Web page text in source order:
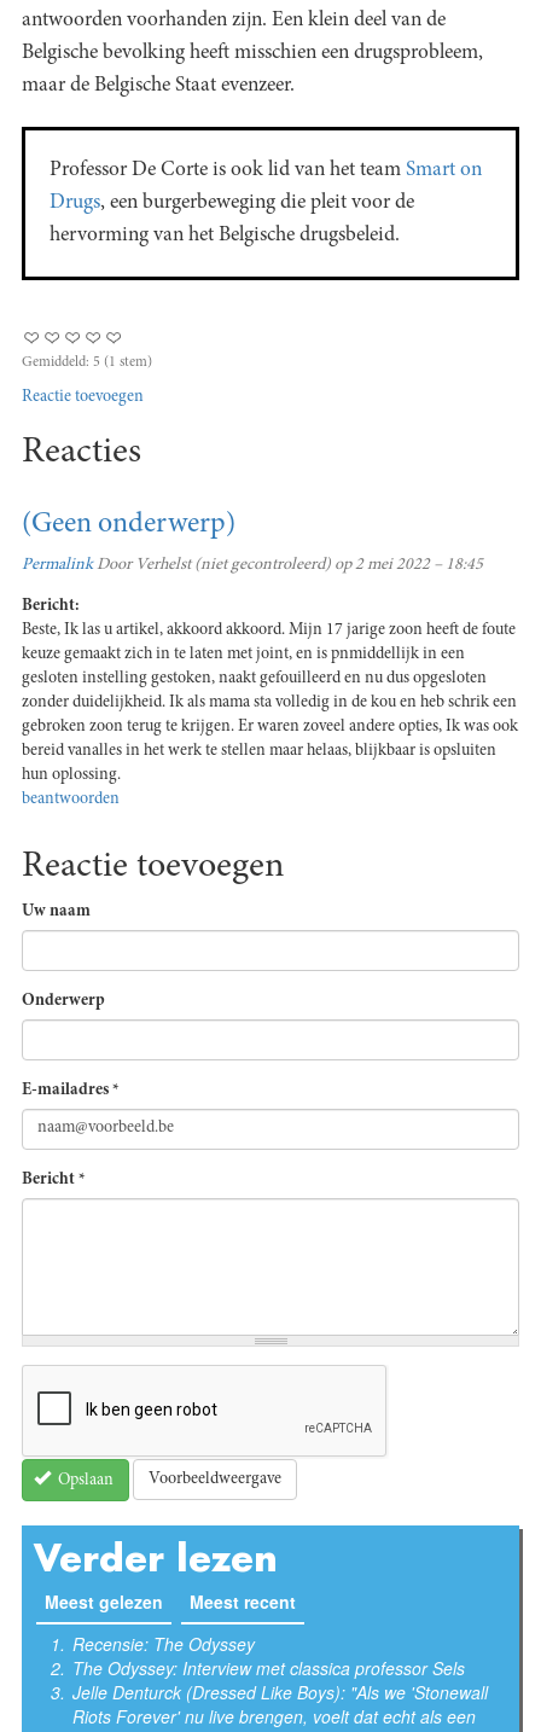
antwoorden voorhanden zijn. Een klein deel van de
Belgische bevolking heeft misschien een drugsprobleem,
maar de Belgische Staat evenzeer.
Professor De Corte is ook lid van het team Smart on
Drugs, een burgerbeweging die pleit voor de
hervorming van het Belgische drugsbeleid.
Gemiddeld: 5 (1 stem)
Reactie toevoegen
Reacties
(Geen onderwerp)
PermalinkDoor Verhelst (niet gecontroleerd) op 2 mei 2022 – 18:45
Bericht:
Beste, Ik las u artikel, akkoord akkoord. Mijn 17 jarige zoon heeft de foute
keuze gemaakt zich in te laten met joint, en is pnmiddellijk in een
gesloten instelling gestoken, naakt gefouilleerd en nu dus opgesloten
zonder duidelijkheid. Ik als mama sta volledig in de kou en heb schrik een
gebroken zoon terug te krijgen. Er waren zoveel andere opties, Ik was ook
bereid vanalles in het werk te stellen maar helaas, blijkbaar is opsluiten
hun oplossing.
beantwoorden
Reactie toevoegen
Uw naam
Onderwerp
E-mailadres *
Bericht *
Opslaan Voorbeeldweergave
Verder lezen
Meest gelezen (actieve tabblad)
Meest recent
Recensie: The Odyssey
The Odyssey: Interview met classica professor Sels
Jelle Denturck (Dressed Like Boys): "Als we 'Stonewall
Riots Forever' nu live brengen, voelt dat echt als een